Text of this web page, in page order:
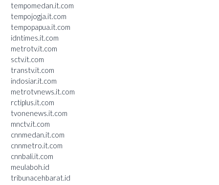
tempomedan.it.com
tempojogja.it.com
tempopapua.it.com
idntimes.it.com
metrotv.it.com
sctv.it.com
transtv.it.com
indosiar.it.com
metrotvnews.it.com
rctiplus.it.com
tvonenews.it.com
mnctv.it.com
cnnmedan.it.com
cnnmetro.it.com
cnnbali.it.com
meulaboh.id
tribunacehbarat.id